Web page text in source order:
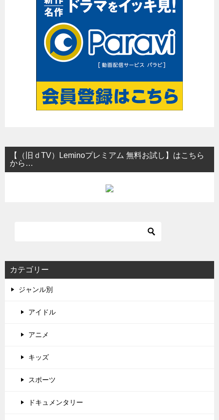
【（旧ｄTV）Leminoプレミアム 無料お試し】はこちら
から…
カテゴリー
ジャンル別
アイドル
アニメ
キッズ
スポーツ
ドキュメンタリー